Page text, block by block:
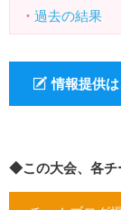
・ 過去の結果
情報提供
◆この大会、各チ